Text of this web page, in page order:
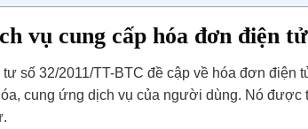
vụ cung cấp hóa đơn điện tử
số 32/2011/TT-BTC đề cập về hóa đơn điện
cung ứng dịch vụ của người dùng. Nó